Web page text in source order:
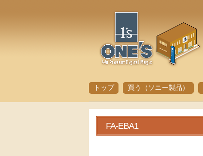
トップ 買う（ソニー製品）
FA-EBA1